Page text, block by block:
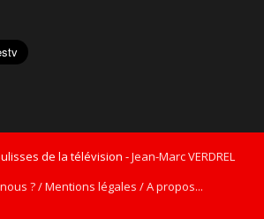
de la télévision -Jean-Marc VERDREL
? / Mentions légales / A propos...